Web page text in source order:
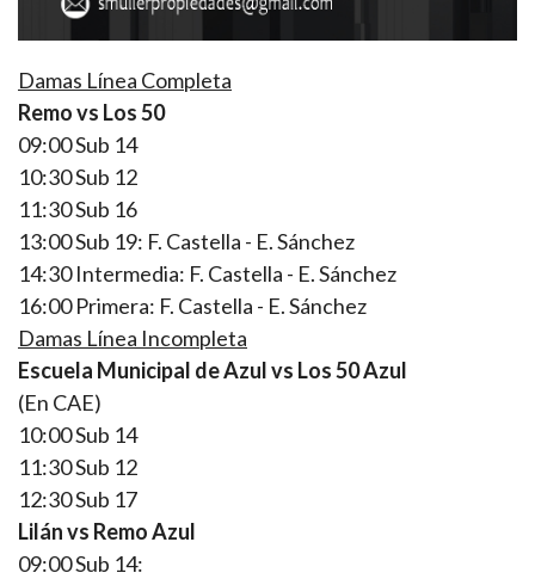
Damas Línea Completa
Remo vs Los 50
09:00 Sub 14
10:30 Sub 12
11:30 Sub 16
13:00 Sub 19: F. Castella - E. Sánchez
14:30 Intermedia: F. Castella - E. Sánchez
16:00 Primera: F. Castella - E. Sánchez
Damas Línea Incompleta
Escuela Municipal de Azul vs Los 50 Azul
(En CAE)
10:00 Sub 14
11:30 Sub 12
12:30 Sub 17
Lilán vs Remo Azul
09:00 Sub 14: